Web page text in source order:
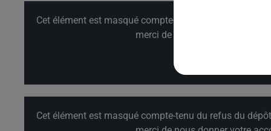
Cet élément est masqué compte-tenu du refus du
merci de nous donner votre
Cet élément est masqué compte-tenu du refus du